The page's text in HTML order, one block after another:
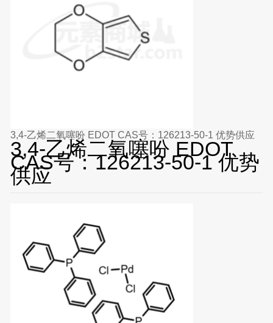
3,4-乙烯二氧噻吩 EDOT CAS号：126213-50-1 优势供应
3,4-乙烯二氧噻吩 EDOT
CAS号：126213-50-1 优势
供应